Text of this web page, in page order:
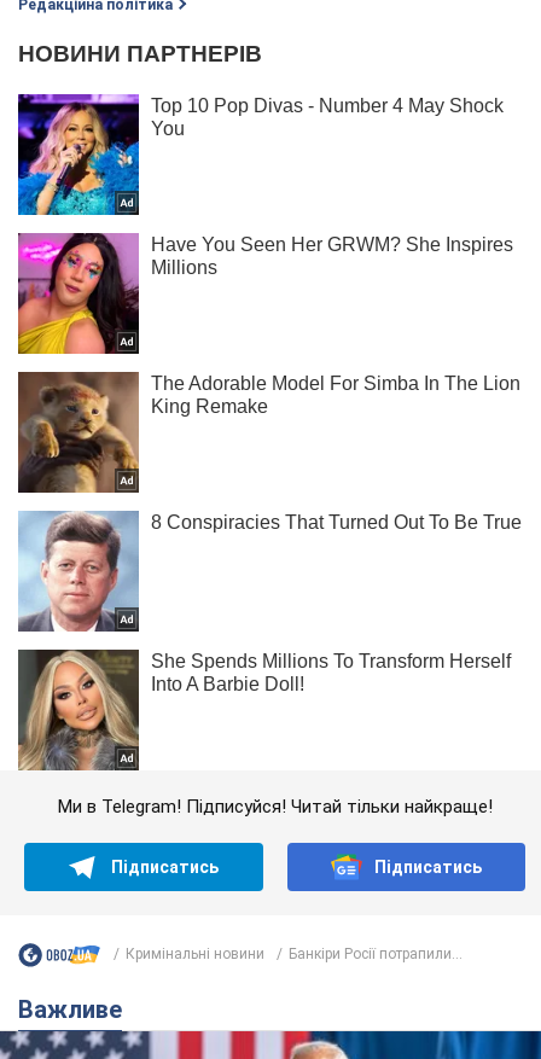
Редакційна політика
Ми в Telegram! Підписуйся! Читай тільки найкраще!
Підписатись Підписатись
Кримінальні новини Банкіри Росії потрапили...
Важливе